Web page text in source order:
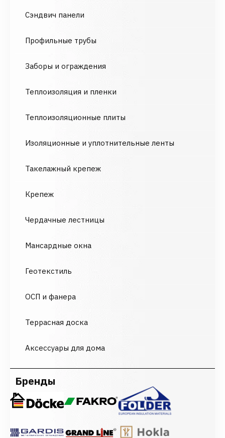
Сэндвич панели
Профильные трубы
Заборы и ограждения
Теплоизоляция и пленки
Теплоизоляционные плиты
Изоляционные и уплотнительные ленты
Такелажный крепеж
Крепеж
Чердачные лестницы
Мансардные окна
Геотекстиль
ОСП и фанера
Террасная доска
Аксессуары для дома
Бренды